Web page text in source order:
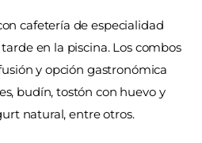
cafetería de especialidad
en la piscina. Los combos
y opción gastronómica
budín, tostón con huevo y
natural, entre otros.